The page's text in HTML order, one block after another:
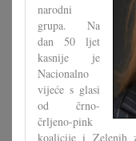
narodni
grupa. Na
dan 50 ljet
kasnije je
Nacionalno
vijeće s glasi
od črno-
črljeno-pink
koalicije i Zelenih